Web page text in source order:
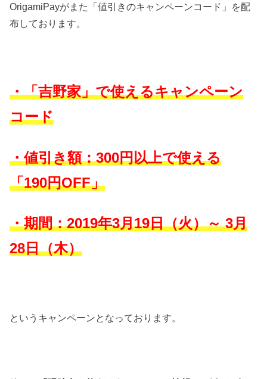
OrigamiPayがまた「値引きのキャンペーンコード」を配
布しております。
・「吉野家」で使えるキャンペーン
コード
・値引き額：300円以上で使える
「190円OFF」
・期間：2019年3月19日（火）～ 3月
28日（木）
というキャンペーンとなっております。